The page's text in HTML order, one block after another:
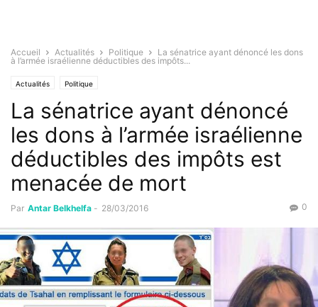
Accueil Actualités Politique
La sénatrice ayant dénoncé les dons
à l’armée israélienne déductibles des impôts...
Actualités Politique
La sénatrice ayant dénoncé
les dons à l’armée israélienne
déductibles des impôts est
menacée de mort
Par Antar Belkhelfa - 28/03/2016 0